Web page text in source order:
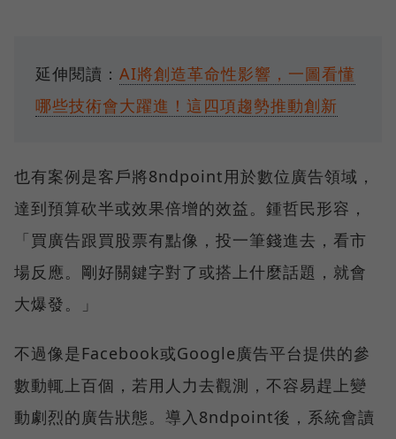
延伸閱讀： AI將創造革命性影響，一圖看懂
哪些技術會大躍進！這四項趨勢推動創新
也有案例是客戶將8ndpoint用於數位廣告領域，
達到預算砍半或效果倍增的效益。鍾哲民形容，
「買廣告跟買股票有點像，投一筆錢進去，看市
場反應。剛好關鍵字對了或搭上什麼話題，就會
大爆發。」
不過像是Facebook或Google廣告平台提供的參
數動輒上百個，若用人力去觀測，不容易趕上變
動劇烈的廣告狀態。導入8ndpoint後，系統會讀